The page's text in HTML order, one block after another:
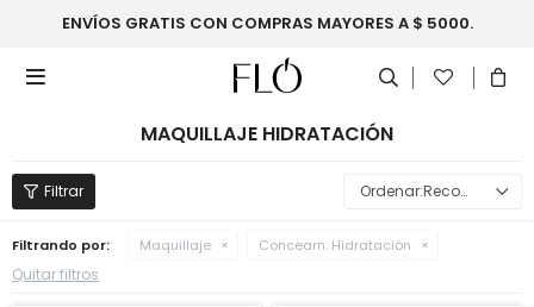
ENVÍOS GRATIS CON COMPRAS MAYORES A $ 5000.

MAQUILLAJE HIDRATACIÓN
Recomendados
Filtrando por: Maquillaje Concearn: Hidratación
Quitar filtros